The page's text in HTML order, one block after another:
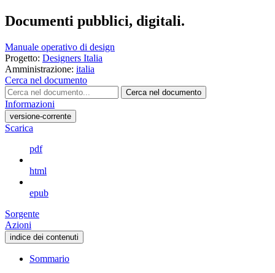
Documenti pubblici, digitali.
Manuale operativo di design
Progetto: Designers Italia
Amministrazione: italia
Cerca nel documento
Cerca nel documento
Informazioni
versione-corrente
Scarica
pdf
html
epub
Sorgente
Azioni
indice dei contenuti
Sommario